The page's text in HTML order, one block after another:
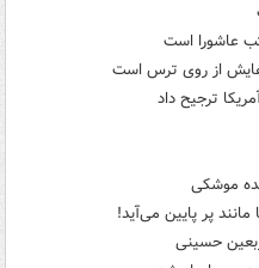
عاشورا است
از روی ترس است
ترجیح داد
موشکی
پر پایین می‌آید!
حسینی